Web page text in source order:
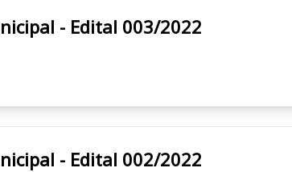
Municipal - Edital 003/2022
Municipal - Edital 002/2022